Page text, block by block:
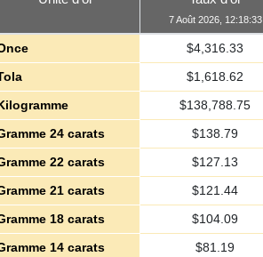
7 Août 2026, 12:18:33
$4,316.33
$1,618.62
$138,788.75
24 carats
$138.79
22 carats
$127.13
21 carats
$121.44
18 carats
$104.09
14 carats
$81.19